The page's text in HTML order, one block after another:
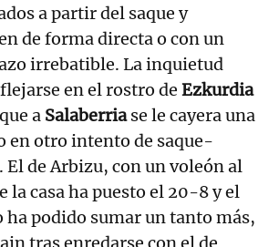
a partir del saque y
de forma directa o con un
irrebatible. La inquietud
en el rostro de Ezkurdia
a Salaberriase le cayera una
en otro intento de saque-
de Arbizu, con un voleón al
la casa ha puesto el 20-8 y el
ha podido sumar un tanto más,